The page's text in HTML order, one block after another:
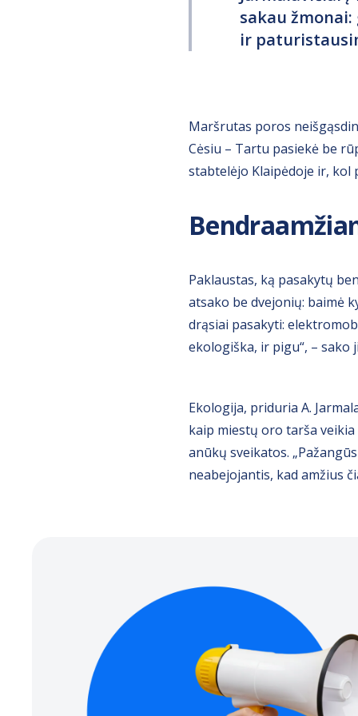
sakau
ir
Maršrutas poros
Cėsiu – Tartu pasiekė be
stabtelėjo Klaipėdoje ir,
Paklaustas, ką pasakytų
atsako be dvejonių: baimė
drąsiai pasakyti:
ekologiška, ir pigu“, – sako
Ekologija, priduria A.
kaip miestų oro tarša
anūkų sveikatos.
neabejojantis, kad amžius